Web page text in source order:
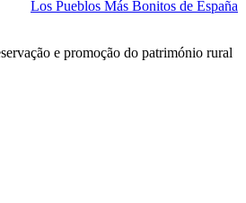
Los Pueblos Más Bonitos de España
e promoção do património rural